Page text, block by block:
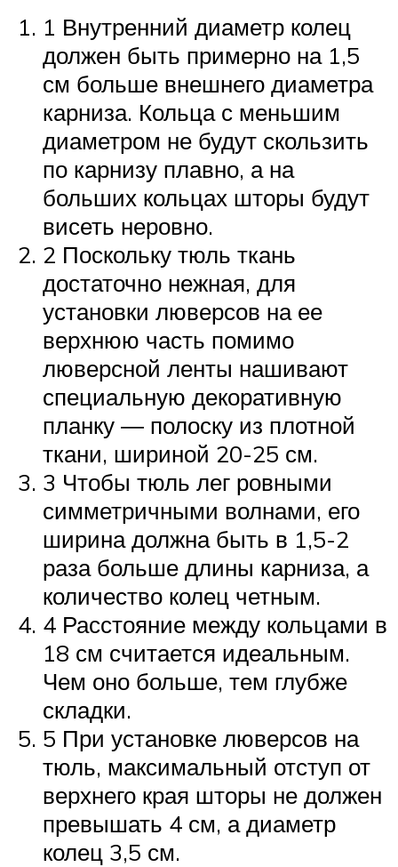
1 Внутренний диаметр колец
должен быть примерно на 1,5
см больше внешнего диаметра
карниза. Кольца с меньшим
диаметром не будут скользить
по карнизу плавно, а на
больших кольцах шторы будут
висеть неровно.
2 Поскольку тюль ткань
достаточно нежная, для
установки люверсов на ее
верхнюю часть помимо
люверсной ленты нашивают
специальную декоративную
планку ― полоску из плотной
ткани, шириной 20-25 см.
3 Чтобы тюль лег ровными
симметричными волнами, его
ширина должна быть в 1,5-2
раза больше длины карниза, а
количество колец четным.
4 Расстояние между кольцами в
18 см считается идеальным.
Чем оно больше, тем глубже
складки.
5 При установке люверсов на
тюль, максимальный отступ от
верхнего края шторы не должен
превышать 4 см, а диаметр
колец 3,5 см.